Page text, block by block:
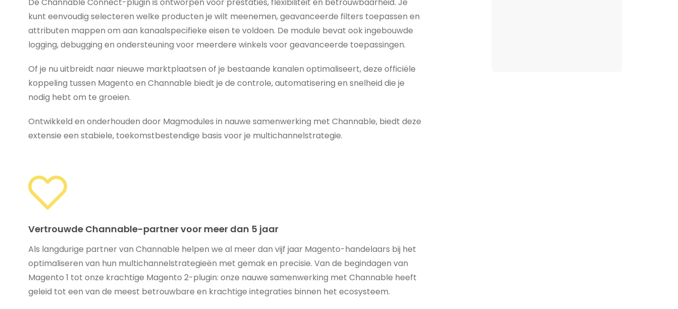
kunt eenvoudig selecteren welke producten je wilt meenemen, geavanceerde filters toepassen en
attributen mappen om aan kanaalspecifieke eisen te voldoen. De module bevat ook ingebouwde
logging, debugging en ondersteuning voor meerdere winkels voor geavanceerde toepassingen.
Of je nu uitbreidt naar nieuwe marktplaatsen of je bestaande kanalen optimaliseert, deze officiële
koppeling tussen Magento en Channable biedt je de controle, automatisering en snelheid die je
nodig hebt om te groeien.
Ontwikkeld en onderhouden door Magmodules in nauwe samenwerking met Channable, biedt deze
extensie een stabiele, toekomstbestendige basis voor je multichannelstrategie.
Vertrouwde Channable-partner voor meer dan 5 jaar
Als langdurige partner van Channable helpen we al meer dan vijf jaar Magento-handelaars bij het
optimaliseren van hun multichannelstrategieën met gemak en precisie. Van de begindagen van
Magento 1 tot onze krachtige Magento 2-plugin: onze nauwe samenwerking met Channable heeft
geleid tot een van de meest betrouwbare en krachtige integraties binnen het ecosysteem.